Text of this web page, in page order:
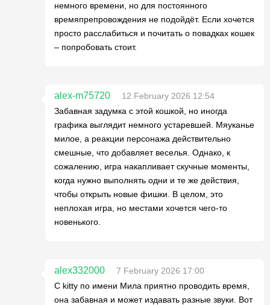
немного времени, но для постоянного
времяпрепровождения не подойдёт. Если хочется
просто расслабиться и почитать о повадках кошек
– попробовать стоит.
alex-m75720
12 February 2026 12:54
Забавная задумка с этой кошкой, но иногда
графика выглядит немного устаревшей. Мяуканье
милое, а реакции персонажа действительно
смешные, что добавляет веселья. Однако, к
сожалению, игра накапливает скучные моменты,
когда нужно выполнять одни и те же действия,
чтобы открыть новые фишки. В целом, это
неплохая игра, но местами хочется чего-то
новенького.
alex332000
7 February 2026 17:00
С kitty по имени Мила приятно проводить время,
она забавная и может издавать разные звуки. Вот